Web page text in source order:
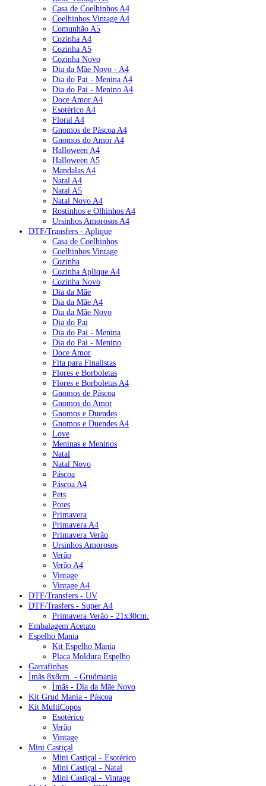
Casa de Coelhinhos A4
Coelhinhos Vintage A4
Comunhão A5
Cozinha A4
Cozinha A5
Cozinha Novo
Dia da Mãe Novo - A4
Dia do Pai - Menina A4
Dia do Pai - Menino A4
Doce Amor A4
Esotérico A4
Floral A4
Gnomos de Páscoa A4
Gnomos do Amor A4
Halloween A4
Halloween A5
Mandalas A4
Natal A4
Natal A5
Natal Novo A4
Rostinhos e Olhinhos A4
Ursinhos Amorosos A4
DTF/Transfers - Aplique
Casa de Coelhinhos
Coelhinhos Vintage
Cozinha
Cozinha Aplique A4
Cozinha Novo
Dia da Mãe
Dia da Mãe A4
Dia da Mãe Novo
Dia do Pai
Dia do Pai - Menina
Dia do Pai - Menino
Doce Amor
Fita para Finalistas
Flores e Borboletas
Flores e Borboletas A4
Gnomos de Páscoa
Gnomos do Amor
Gnomos e Duendes
Gnomos e Duendes A4
Love
Meninas e Meninos
Natal
Natal Novo
Páscoa
Páscoa A4
Pets
Potes
Primavera
Primavera A4
Primavera Verão
Ursinhos Amorosos
Verão
Verão A4
Vintage
Vintage A4
DTF/Transfers - UV
DTF/Trasfers - Super A4
Primavera Verão - 21x30cm.
Embalagem Acetato
Espelho Mania
Kit Espelho Mania
Placa Moldura Espelho
Garrafinhas
Ímãs 8x8cm. - Grudmania
Ìmãs - Dia da Mãe Novo
Kit Grud Mania - Páscoa
Kit MultiCopos
Esotérico
Verão
Vintage
Mini Castiçal
Mini Castiçal - Esotérico
Mini Castiçal - Natal
Mini Castiçal - Vintage